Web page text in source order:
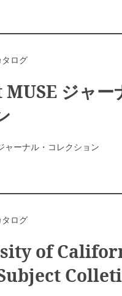
ログ
ジャー
ャーナル・コレクション
ログ
of